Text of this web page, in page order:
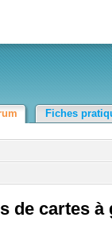
Fiches
de cartes à